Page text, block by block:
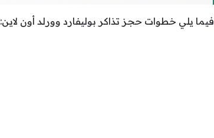
فيما يلي خطوات حجز تذاكر بوليفارد وورلد أون لاين: